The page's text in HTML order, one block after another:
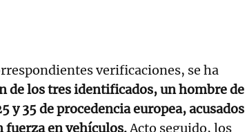
verificaciones, se ha
de los tres identificados, un hombre de
y 35 de procedencia europea, acusados
fuerza en vehículos.Acto seguido, los